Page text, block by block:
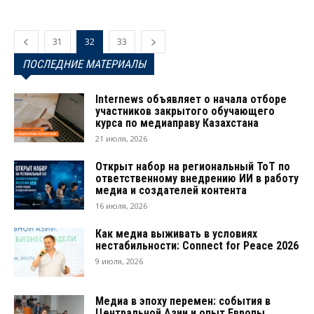
31 32 33
ПОСЛЕДНИЕ МАТЕРИАЛЫ
Internews объявляет о начала отборе
участников закрытого обучающего
курса по медиаправу Казахстана
21 июля, 2026
Открыт набор на региональный ТоТ по
ответственному внедрению ИИ в работу
медиа и создателей контента
16 июля, 2026
Как медиа выживать в условиях
нестабильности: Connect for Peace 2026
9 июля, 2026
Медиа в эпоху перемен: события в